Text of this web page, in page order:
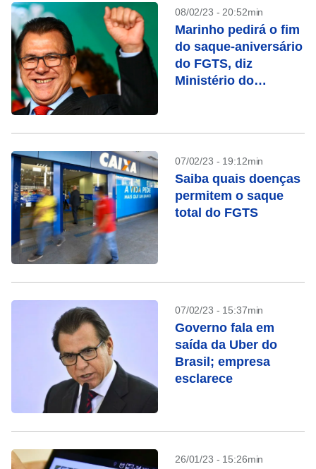
08/02/23 - 20:52min
Marinho pedirá o fim
do saque-aniversário
do FGTS, diz
Ministério do
07/02/23 - 19:12min
Saiba quais doenças
permitem o saque
total do FGTS
07/02/23 - 15:37min
Governo fala em
saída da Uber do
Brasil; empresa
esclarece
26/01/23 - 15:26min